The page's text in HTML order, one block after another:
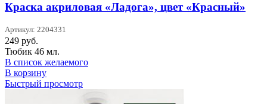
Краска акриловая «Ладога», цвет «Красный»
Артикул: 2204331
249 руб.
Тюбик 46 мл.
В список желаемого
В корзину
Быстрый просмотр